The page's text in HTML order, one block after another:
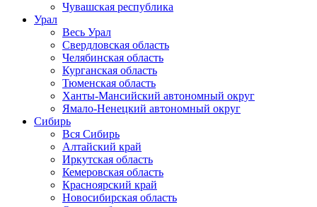
Чувашская республика
Урал
Весь Урал
Свердловская область
Челябинская область
Курганская область
Тюменская область
Ханты-Мансийский автономный округ
Ямало-Ненецкий автономный округ
Сибирь
Вся Сибирь
Алтайский край
Иркутская область
Кемеровская область
Красноярский край
Новосибирская область